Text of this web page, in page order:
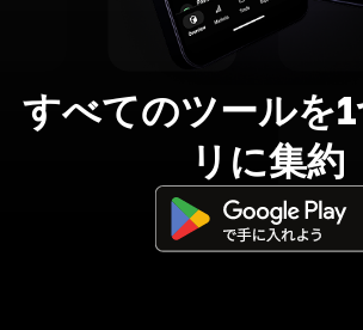
すべてのツールを
リに集約